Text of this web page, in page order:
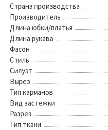
Страна производства
Производитель
Длина юбки/платья
Длина рукава
Фасон
Стиль
Силуэт
Вырез
Тип карманов
Вид застежки
Разрез
Тип ткани